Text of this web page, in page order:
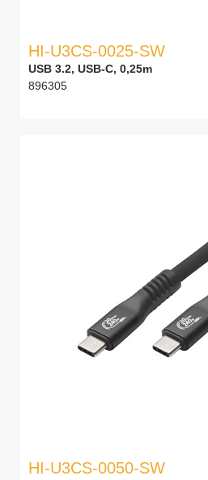
HI-U3CS-0025-SW
USB 3.2, USB-C, 0,25m
896305
HI-U3CS-0050-SW